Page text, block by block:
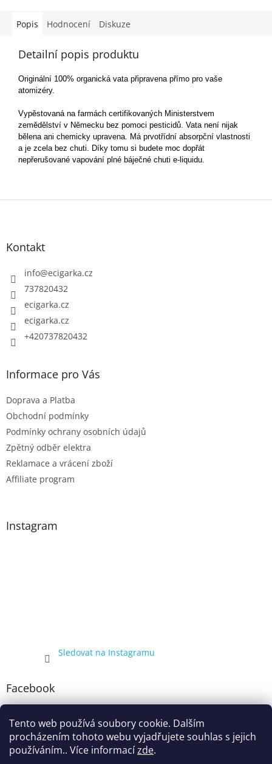
Tento web používá soubory cookie. Dalším
procházením tohoto webu vyjadřujete souhlas s jejich
používáním.. Více informacízde.
Popis Hodnocení Diskuze
Detailní popis produktu
Originální 100% organická vata připravena přímo pro vaše
atomizéry.
Vypěstovaná na farmách certifikovaných Ministerstvem
zemědělství v Německu bez pomoci pesticidů. Vata není nijak
bělena ani chemicky upravena. Má prvotřídní absorpční vlastnosti
a je zcela bez chuti. Díky tomu si budete moc dopřát
nepřerušované vapování plné báječné chuti e-liquidu.
Kontakt
info@ecigarka.cz
737820432
ecigarka.cz
ecigarka.cz
+420737820432
Informace pro Vás
Doprava a Platba
Obchodní podmínky
Podmínky ochrany osobních údajů
Zpětný odběr elektra
Reklamace a vrácení zboží
Affiliate program
Instagram
Sledovat na Instagramu
Facebook